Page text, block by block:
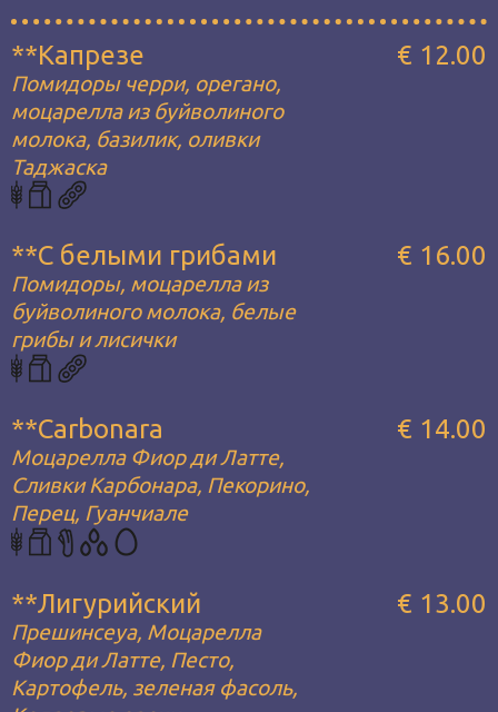
**Капрезе
Помидоры черри, орегано,
моцарелла из буйволиного
молока, базилик, оливки
Таджаска
€ 12.00
**С белыми грибами
Помидоры, моцарелла из
буйволиного молока, белые
грибы и лисички
€ 16.00
**Carbonara
Моцарелла Фиор ди Латте,
Сливки Карбонара, Пекорино,
Перец, Гуанчиале
€ 14.00
**Лигурийский
Прешинсеуа, Моцарелла
Фиор ди Латте, Песто,
Картофель, зеленая фасоль,
€ 13.00